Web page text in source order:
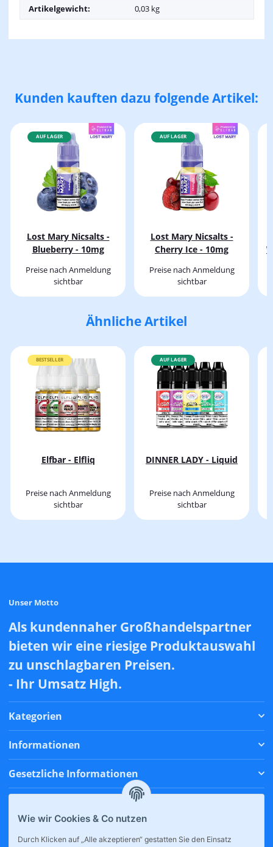
Artikelgewicht:
0,03 kg
Kunden kauften dazu folgende Artikel:
AUF LAGER
Lost Mary Nicsalts -
Blueberry - 10mg
Preise nach Anmeldung
sichtbar
AUF LAGER
Lost Mary Nicsalts -
Cherry Ice - 10mg
Preise nach Anmeldung
sichtbar
Ähnliche Artikel
BESTSELLER
Elfbar - Elfliq
Preise nach Anmeldung
sichtbar
AUF LAGER
DINNER LADY - Liquid
Preise nach Anmeldung
sichtbar
Unser Motto
Als kundennaher Großhandelspartner
bieten wir eine riesige Produktauswahl
zu unschlagbaren Preisen.
- Ihr Umsatz High.
Kategorien
Informationen
Gesetzliche Informationen
Wie wir Cookies & Co nutzen
Durch Klicken auf „Alle akzeptieren“ gestatten Sie den Einsatz